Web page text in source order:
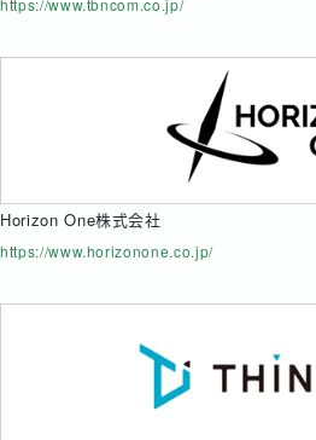
Horizon One株式会社
https://www.horizonone.co.jp/